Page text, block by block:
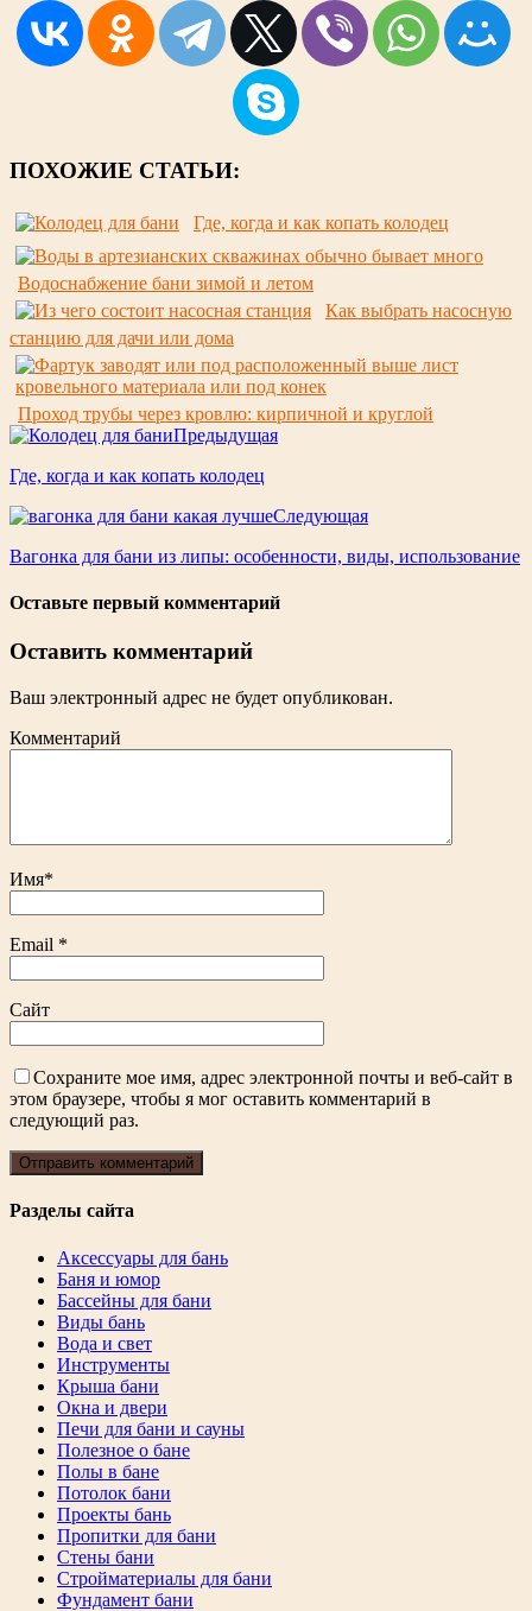
ПОХОЖИЕ СТАТЬИ:
Где, когда и как копать колодец
Водоснабжение бани зимой и летом
Как выбрать насосную
станцию для дачи или дома
Проход трубы через кровлю: кирпичной и круглой
Предыдущая
Где, когда и как копать колодец
Следующая
Вагонка для бани из липы: особенности, виды, использование
Оставьте первый комментарий
Оставить комментарий
Ваш электронный адрес не будет опубликован.
Комментарий
Имя*
Email *
Сайт
Сохраните мое имя, адрес электронной почты и веб-сайт в
этом браузере, чтобы я мог оставить комментарий в
следующий раз.
Разделы сайта
Аксессуары для бань
Баня и юмор
Бассейны для бани
Виды бань
Вода и свет
Инструменты
Крыша бани
Окна и двери
Печи для бани и сауны
Полезное о бане
Полы в бане
Потолок бани
Проекты бань
Пропитки для бани
Стены бани
Стройматериалы для бани
Фундамент бани